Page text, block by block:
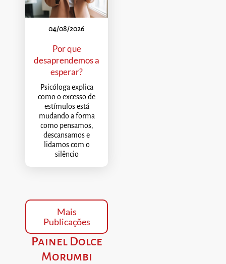
04/08/2026
Por que
desaprendemos a
esperar?
Psicóloga explica
como o excesso de
estímulos está
mudando a forma
como pensamos,
descansamos e
lidamos com o
silêncio
Mais
Publicações
Painel Dolce
Morumbi